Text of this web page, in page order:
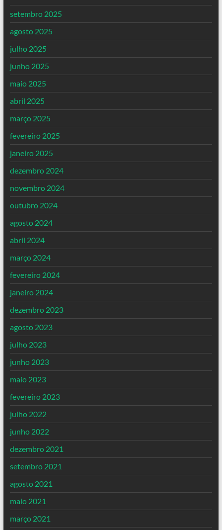
setembro 2025
agosto 2025
julho 2025
junho 2025
maio 2025
abril 2025
março 2025
fevereiro 2025
janeiro 2025
dezembro 2024
novembro 2024
outubro 2024
agosto 2024
abril 2024
março 2024
fevereiro 2024
janeiro 2024
dezembro 2023
agosto 2023
julho 2023
junho 2023
maio 2023
fevereiro 2023
julho 2022
junho 2022
dezembro 2021
setembro 2021
agosto 2021
maio 2021
março 2021